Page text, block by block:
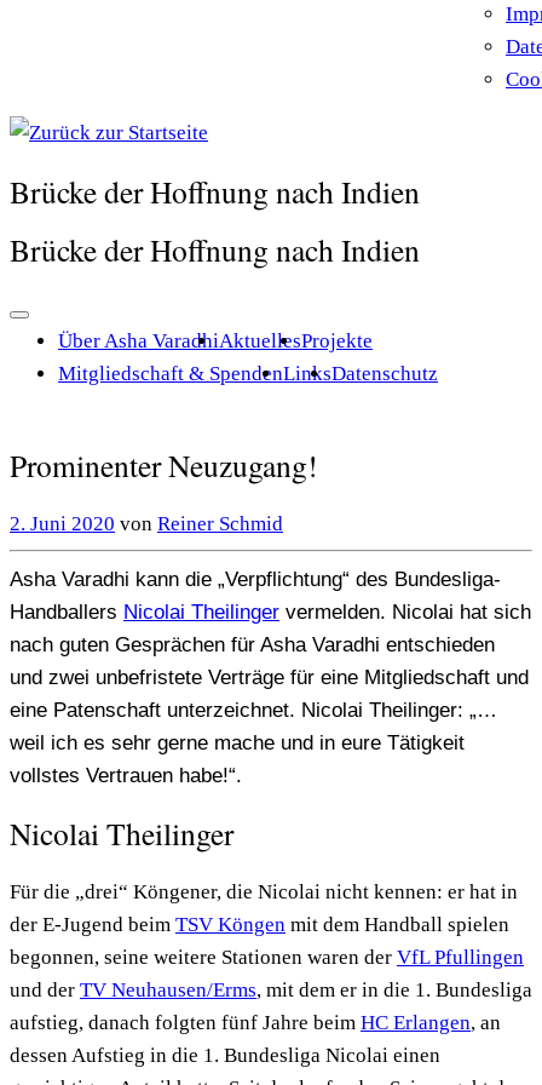
Brücke der Hoffnung nach Indien
Brücke der Hoffnung nach Indien
Über Asha VaradhiAktuellesProjekte
Mitgliedschaft & SpendenLinksDatenschutz
Prominenter Neuzugang!
2. Juni 2020 von Reiner Schmid
Asha Varadhi kann die „Verpflichtung“ des Bundesliga-
Handballers Nicolai Theilinger vermelden. Nicolai hat sich
nach guten Gesprächen für Asha Varadhi entschieden
und zwei unbefristete Verträge für eine Mitgliedschaft und
eine Patenschaft unterzeichnet. Nicolai Theilinger: „…
weil ich es sehr gerne mache und in eure Tätigkeit
vollstes Vertrauen habe!“.
Nicolai Theilinger
Für die „drei“ Köngener, die Nicolai nicht kennen: er hat in
der E-Jugend beim TSV Köngen mit dem Handball spielen
begonnen, seine weitere Stationen waren der VfL Pfullingen
und der TV Neuhausen/Erms, mit dem er in die 1. Bundesliga
aufstieg, danach folgten fünf Jahre beim HC Erlangen, an
dessen Aufstieg in die 1. Bundesliga Nicolai einen